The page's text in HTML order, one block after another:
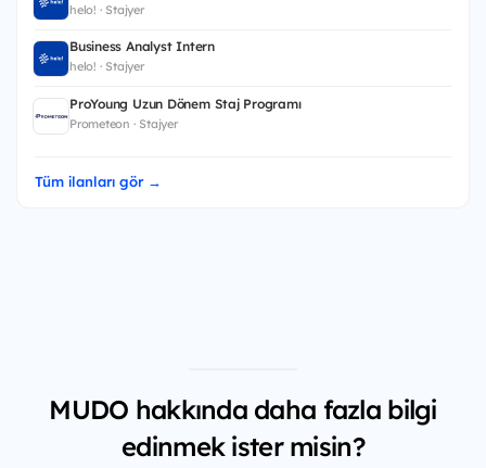
helo! · Stajyer
Business Analyst Intern
helo! · Stajyer
ProYoung Uzun Dönem Staj Programı
Prometeon · Stajyer
Tüm ilanları gör →
MUDO hakkında daha fazla bilgi
edinmek ister misin?